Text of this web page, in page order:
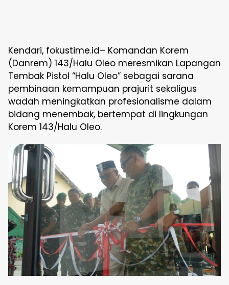
Kendari, fokustime.id– Komandan Korem
(Danrem) 143/Halu Oleo meresmikan Lapangan
Tembak Pistol “Halu Oleo” sebagai sarana
pembinaan kemampuan prajurit sekaligus
wadah meningkatkan profesionalisme dalam
bidang menembak, bertempat di lingkungan
Korem 143/Halu Oleo.